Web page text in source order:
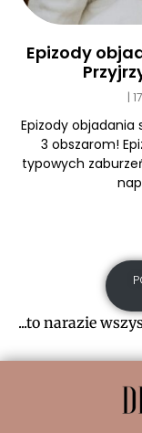
Epizody
Epizody objadania
3 obszarom!
typowych
...to narazie